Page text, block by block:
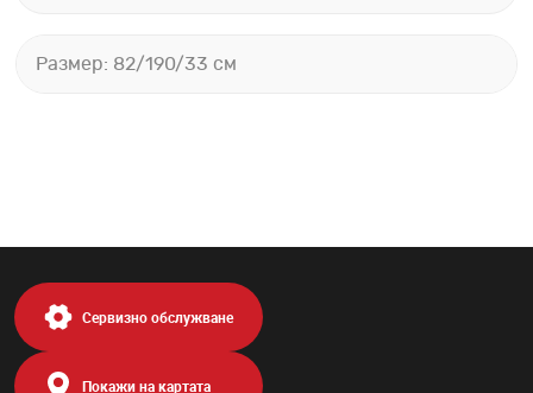
Размер: 82/190/33 см
Сервизно обслужване
Покажи на картата